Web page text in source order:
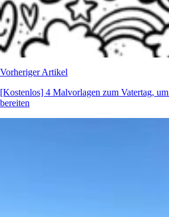
Vorheriger Artikel
[Kostenlos] 4 Malvorlagen zum Vatertag,
bereiten